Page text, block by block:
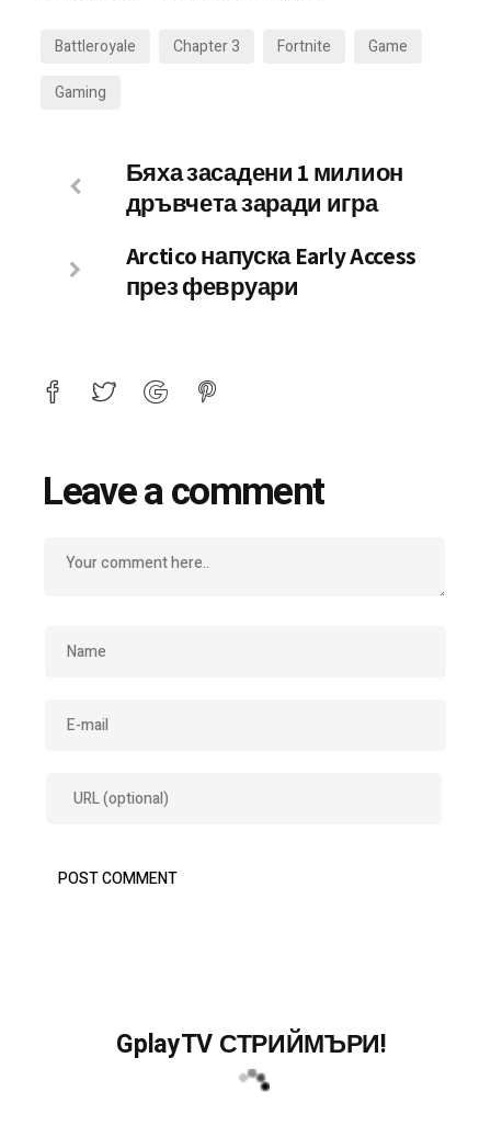
Battleroyale Chapter 3 Fortnite
Game
Gaming
Бяха засадени 1 милион
дръвчета заради игра
Arctico напуска Early Access
през февруари
Leave a comment
GplayTV СТРИЙМЪРИ!